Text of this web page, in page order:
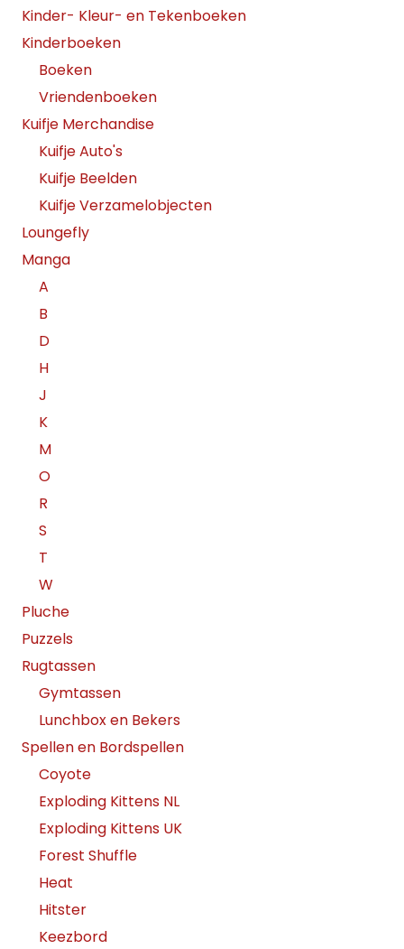
Kinder- Kleur- en Tekenboeken
Kinderboeken
Boeken
Vriendenboeken
Kuifje Merchandise
Kuifje Auto's
Kuifje Beelden
Kuifje Verzamelobjecten
Loungefly
Manga
A
B
D
H
J
K
M
O
R
S
T
W
Pluche
Puzzels
Rugtassen
Gymtassen
Lunchbox en Bekers
Spellen en Bordspellen
Coyote
Exploding Kittens NL
Exploding Kittens UK
Forest Shuffle
Heat
Hitster
Keezbord